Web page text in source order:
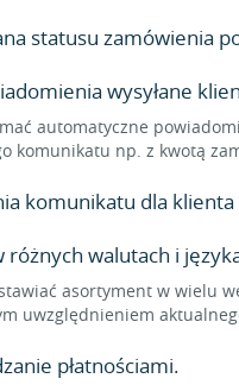
statusu zamówienia
wysyłane
automatyczne
komunikatu np. z kwotą
komunikatu dla
różnych walutach i
asortyment w wielu
uwzględnieniem
płatnościami.